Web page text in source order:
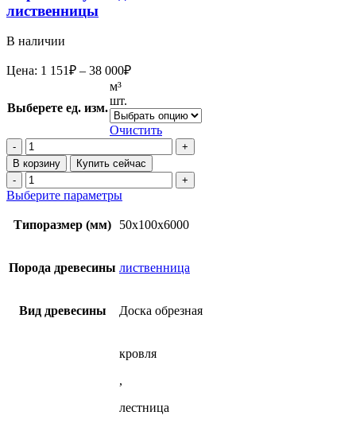
лиственницы
В наличии
Цена: 1 151₽ – 38 000₽Диапазон
151₽
–
38
000₽
Выберете ед. изм.
м³
шт.
Очистить
Количество
товара
Обрезная
сухая
доска
мм
В корзину Купить сейчас
Количество
товара
Обрезная
сухая
доска
мм
из
Выберите параметрыЭтот
имеет
Опции
на
Типоразмер (мм) 50x100x6000
Порода древесины лиственница
Вид древесины Доска обрезная
кровля
,
лестница